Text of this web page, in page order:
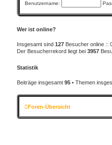
Benutzername:
Wer ist online?
Insgesamt sind 127Besucher online ::
Der Besucherrekord liegt bei 3957
Statistik
Beiträge insgesamt 95• Themen
Foren-Übersicht